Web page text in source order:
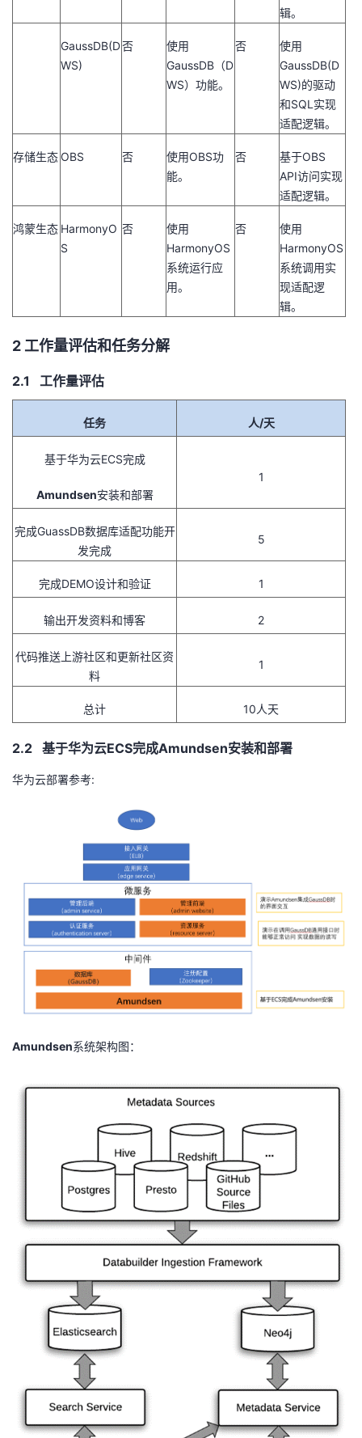
辑。
GaussDB(D
WS)
否
使用
GaussDB （D
WS）功能。
否
使用
GaussDB(D
WS)的驱动
和SQL 实现
适配逻辑。
存储生态 OBS 否 使用OBS功
能。
否 基于OBS
API访问实现
适配逻辑。
鸿蒙生态 HarmonyO
S
否
使用
HarmonyOS
系统运行应
用。
否
使用
HarmonyOS
系统调用实
现适配逻
辑。
2 工作量评估和任务分解
2.1 工作量评估
任务 人/天
基于华为云ECS完成
Amundsen安装和部署
1
完成GuassDB数据库适配功能开
发完成
5
完成DEMO设计和验证 1
输出开发资料和博客 2
代码推送上游社区和更新社区资
料
1
总计 10人天
2.2 基于华为云ECS完成Amundsen安装和部署
华为云部署参考:
Amundsen系统架构图：